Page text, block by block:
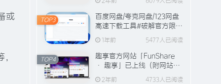
或
百度网盘/夸克网盘/123网盘
高速下载工具#破解官方限速
#全程宽带峰值下载#A706
1年前 5477人已阅读
TOP3
趣享官方网站「FunShare
· 趣享」已上线（附网站功
能介绍）
2年前 4733人已阅读
TOP4